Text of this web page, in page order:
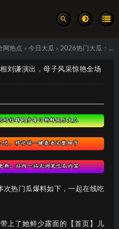
网热点 > 今日大瓜 > 2026热门大瓜：董卿与子亮相刘谦演出，母子风采惊艳全场 真实事件汇总
刘谦演出，母子风采惊艳全场
次热门瓜爆料如下，一起在线吃
上了她鲜少露面的【首页】儿